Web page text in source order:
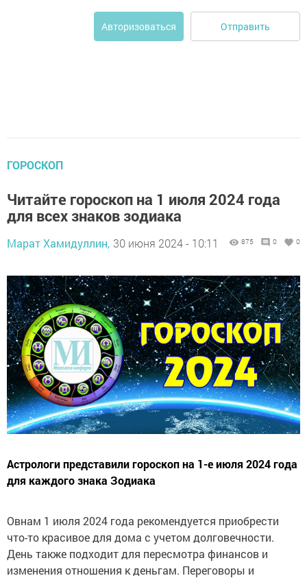
Авторизоваться Отправить
ГОРОСКОП
Читайте гороскоп на 1 июля 2024 года
для всех знаков зодиака
Марат Хамидуллин, 30 июня 2024 - 10:11 875 0 0
Астрологи представили гороскоп на 1-е июля 2024 года
для каждого знака Зодиака
Овнам 1 июля 2024 года рекомендуется приобрести
что-то красивое для дома с учетом долговечности.
День также подходит для пересмотра финансов и
изменения отношения к деньгам. Переговоры и